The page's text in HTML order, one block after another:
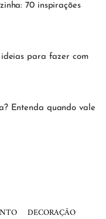
70 inspirações
para fazer com
Entenda quando vale
DECORAÇÃO